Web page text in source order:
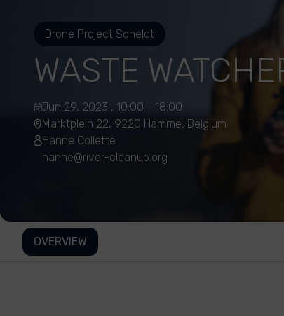
Drone Project Scheldt
WASTE
Jun 29, 2023 , 10:00 - 18:00
Marktplein 22, 9220 Hamme, Belgium
Hanne Collette
hanne@river-cleanup.org
OVERVIEW